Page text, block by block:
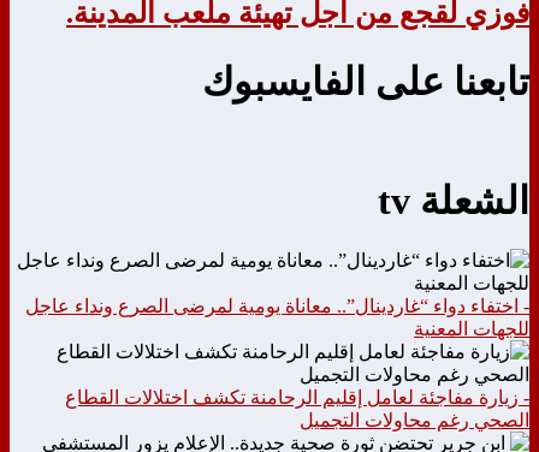
فوزي لقجع من أجل تهيئة ملعب المدينة.
تابعنا على الفايسبوك
الشعلة tv
- اختفاء دواء “غاردينال”.. معاناة يومية لمرضى الصرع ونداء عاجل
للجهات المعنية
- زيارة مفاجئة لعامل إقليم الرحامنة تكشف اختلالات القطاع
الصحي رغم محاولات التجميل